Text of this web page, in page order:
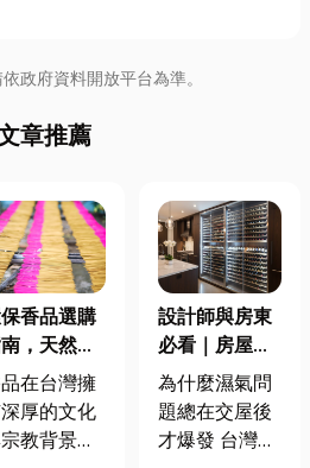
政府資料開放平台為準。
章推薦
香品選購
，天然香
造純淨香
一次了解
低煙香品
在台灣擁
厚的文化
教背景，
設計師與房東
必看｜房屋濕
氣重怎麼辦？
全屋除濕機＋
全熱交換器整
為什麼濕氣問
題總在交屋後
才爆發 台灣氣